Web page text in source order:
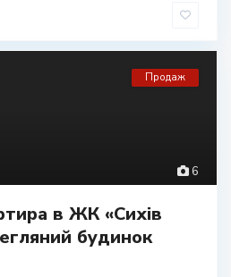
6
Продаж
в ЖК «Сихів
будинок